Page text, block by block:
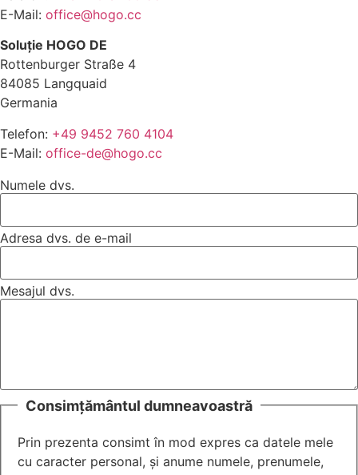
E-Mail: office@hogo.cc
Soluție HOGO DE
Rottenburger Straße 4
84085 Langquaid
Germania
Telefon: +49 9452 760 4104
E-Mail: office-de@hogo.cc
Numele dvs.
Adresa dvs. de e-mail
Mesajul dvs.
Consimțământul dumneavoastră
Prin prezenta consimt în mod expres ca datele mele
cu caracter personal, și anume numele, prenumele,